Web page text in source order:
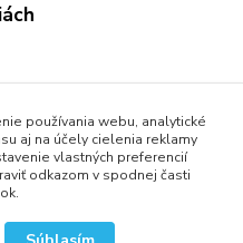
rokov s Vami...
používania webu, analytické
aj na účely cielenia reklamy
vlastných preferencií
odkazom v spodnej časti